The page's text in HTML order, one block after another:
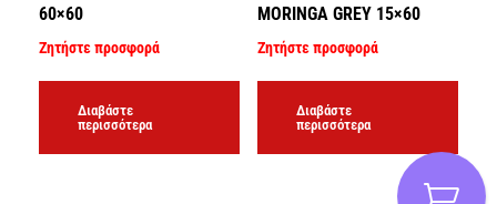
60×60
Ζητήστε προσφορά
Διαβάστε
περισσότερα
MORINGA GREY 15×60
Ζητήστε προσφορά
Διαβάστε
περισσότερα